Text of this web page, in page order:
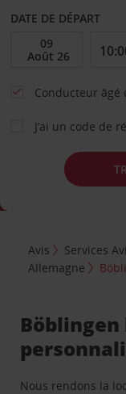
DATE DE DÉPART
Conducteur âgé
J’ai un code de
Avis Services
Allemagne
Nous rendons la